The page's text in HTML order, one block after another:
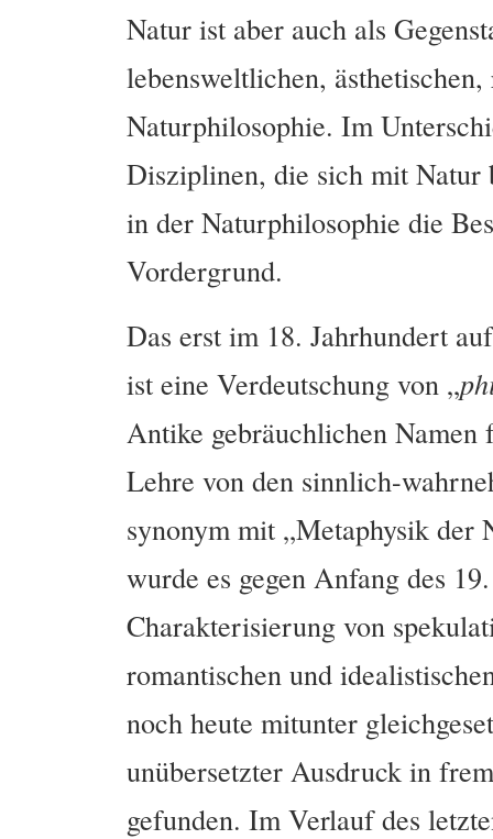
Natur ist aber auch als
lebensweltlichen,
Naturphilosophie. Im
Disziplinen, die sich mit Natur
in der Naturphilosophie die
Vordergrund.
Das erst im 18. Jahrhundert
ist eine Verdeutschung von „
Antike gebräuchlichen
Lehre von den sinnlich-
synonym mit „Metaphysik der
wurde es gegen Anfang des
Charakterisierung von
romantischen und
noch heute mitunter
unübersetzter Ausdruck in
gefunden. Im Verlauf des